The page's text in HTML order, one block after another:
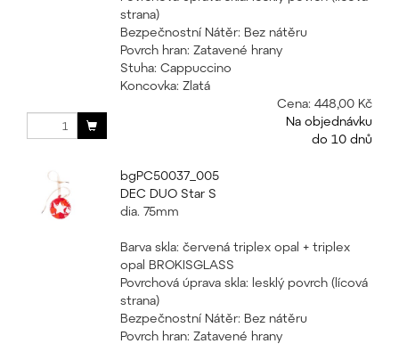
strana)
Bezpečnostní Nátěr: Bez nátěru
Povrch hran: Zatavené hrany
Stuha: Cappuccino
Koncovka: Zlatá
Cena: 448,00 Kč
Na objednávku
do 10 dnů
bgPC50037_005
DEC DUO Star S
dia. 75mm
Barva skla: červená triplex opal + triplex
opal BROKISGLASS
Povrchová úprava skla: lesklý povrch (lícová
strana)
Bezpečnostní Nátěr: Bez nátěru
Povrch hran: Zatavené hrany